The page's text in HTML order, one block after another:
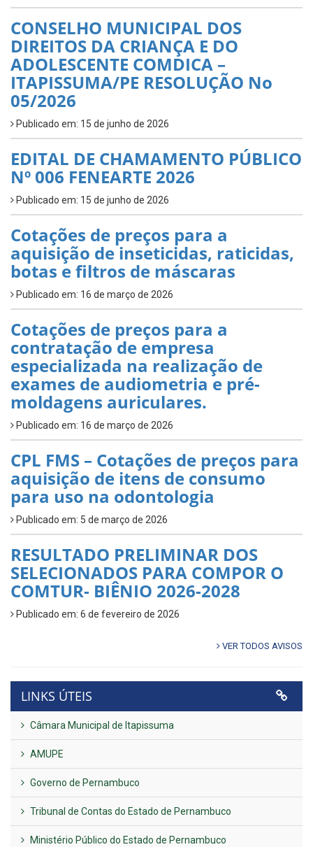
CONSELHO MUNICIPAL DOS
DIREITOS DA CRIANÇA E DO
ADOLESCENTE COMDICA –
ITAPISSUMA/PE RESOLUÇÃO No
05/2026
Publicado em: 15 de junho de 2026
EDITAL DE CHAMAMENTO PÚBLICO
Nº 006 FENEARTE 2026
Publicado em: 15 de junho de 2026
Cotações de preços para a
aquisição de inseticidas, raticidas,
botas e filtros de máscaras
Publicado em: 16 de março de 2026
Cotações de preços para a
contratação de empresa
especializada na realização de
exames de audiometria e pré-
moldagens auriculares.
Publicado em: 16 de março de 2026
CPL FMS – Cotações de preços para
aquisição de itens de consumo
para uso na odontologia
Publicado em: 5 de março de 2026
RESULTADO PRELIMINAR DOS
SELECIONADOS PARA COMPOR O
COMTUR- BIÊNIO 2026-2028
Publicado em: 6 de fevereiro de 2026
VER TODOS AVISOS
LINKS ÚTEIS
Câmara Municipal de Itapissuma
AMUPE
Governo de Pernambuco
Tribunal de Contas do Estado de Pernambuco
Ministério Público do Estado de Pernambuco